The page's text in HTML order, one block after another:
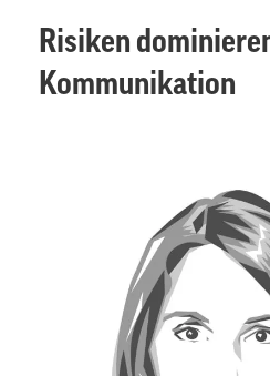
Risiken
Kommunikation